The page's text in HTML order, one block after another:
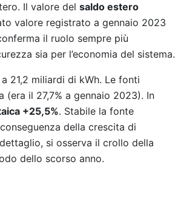
Il valore del saldo estero
valore registrato a gennaio 2023
il ruolo sempre più
sia per l’economia del sistema.
21,2 miliardi di kWh. Le fonti
il 27,7% a gennaio 2023). In
+25,5%. Stabile la fonte
della crescita di
si osserva il crollo della
dello scorso anno.